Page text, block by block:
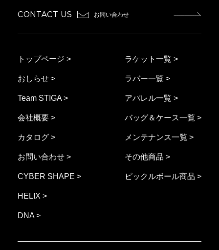
CONTACT US お問い合わせ
トップページ >
おしらせ >
Team STIGA >
会社概要 >
カタログ >
お問い合わせ >
CYBER SHAPE >
HELIX >
DNA >
ラケット一覧 >
ラバー一覧 >
アパレル一覧 >
バッグ＆ケース一覧 >
メンテナンス一覧 >
その他商品 >
ピックルボール商品 >